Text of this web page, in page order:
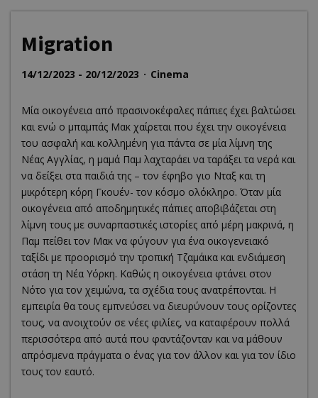
Migration
14/12/2023 - 20/12/2023 Cinema
Μία οικογένεια από πρασινοκέφαλες πάπιες έχει βαλτώσει
και ενώ ο μπαμπάς Μακ χαίρεται που έχει την οικογένεια
του ασφαλή και κολλημένη για πάντα σε μία λίμνη της
Νέας Αγγλίας, η μαμά Παμ λαχταράει να ταράξει τα νερά και
να δείξει στα παιδιά της – τον έφηβο γιο Νταξ και τη
μικρότερη κόρη Γκουέν- τον κόσμο ολόκληρο. Όταν μία
οικογένεια από αποδημητικές πάπιες αποβιβάζεται στη
λίμνη τους με συναρπαστικές ιστορίες από μέρη μακρινά, η
Παμ πείθει τον Μακ να φύγουν για ένα οικογενειακό
ταξίδι με προορισμό την τροπική Τζαμάικα και ενδιάμεση
στάση τη Νέα Υόρκη. Καθώς η οικογένεια φτάνει στον
Νότο για τον χειμώνα, τα σχέδια τους ανατρέπονται. Η
εμπειρία θα τους εμπνεύσει να διευρύνουν τους ορίζοντες
τους, να ανοιχτούν σε νέες φιλίες, να καταφέρουν πολλά
περισσότερα από αυτά που φαντάζονταν και να μάθουν
απρόσμενα πράγματα ο ένας για τον άλλον και για τον ίδιο
τους τον εαυτό.